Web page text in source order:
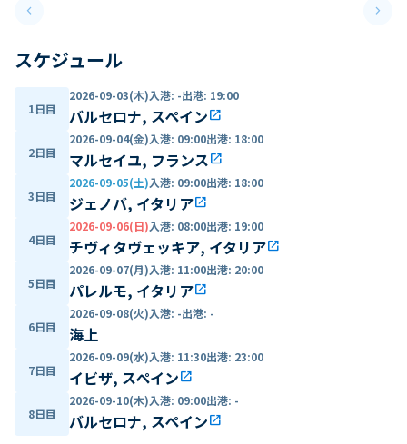
keyboard_arrow_leftPrevious slide keyboard_arrow_right
スケジュール
1日目
2026-09-03(木)入港: -出港: 19:00
バルセロナ, スペインopen_in_new
2日目
2026-09-04(金)入港: 09:00出港: 18:00
マルセイユ, フランスopen_in_new
3日目
2026-09-05(土)入港: 09:00出港: 18:00
ジェノバ, イタリアopen_in_new
4日目
2026-09-06(日)入港: 08:00出港: 19:00
チヴィタヴェッキア, イタリアopen_in_new
5日目
2026-09-07(月)入港: 11:00出港: 20:00
パレルモ, イタリアopen_in_new
6日目
2026-09-08(火)入港: -出港: -
海上
7日目
2026-09-09(水)入港: 11:30出港: 23:00
イビザ, スペインopen_in_new
8日目
2026-09-10(木)入港: 09:00出港: -
バルセロナ, スペインopen_in_new